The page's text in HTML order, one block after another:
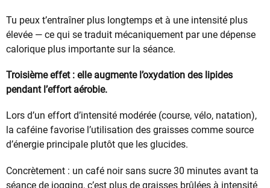
Tu peux t’entraîner plus longtemps et à une intensité plus
élevée — ce qui se traduit mécaniquement par une dépense
calorique plus importante sur la séance.
Troisième effet : elle augmente l’oxydation des lipides
pendant l’effort aérobie.
Lors d’un effort d’intensité modérée (course, vélo, natation),
la caféine favorise l’utilisation des graisses comme source
d’énergie principale plutôt que les glucides.
Concrètement : un café noir sans sucre 30 minutes avant ta
séance de jogging, c’est plus de graisses brûlées à intensité